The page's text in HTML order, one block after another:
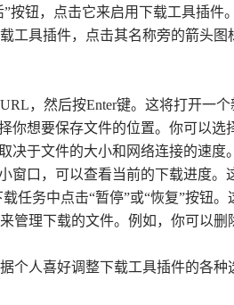
按钮，点击它来启用下载工具插件
工具插件，点击其名称旁的箭头
，然后按Enter键。这将打开一个
你想要保存文件的位置。你可以选
决于文件的大小和网络连接的速度。
窗口，可以查看当前的下载进度。
任务中点击“暂停”或“恢复”按钮
管理下载的文件。例如，你可以删
个人喜好调整下载工具插件的各